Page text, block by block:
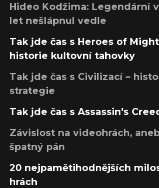
Hideo Kodžima: Legendární
let nešlápnul vedle
Tak jde čas s Heroes of
historie kultovní tahovky
Tak jde čas s Civilizací –
strategie
Tak jde čas s Assassin's
Závislost na videohrách,
špatný pán
20 nejpamětihodnějších
hrách